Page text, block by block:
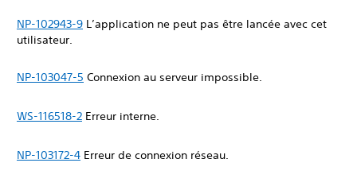
NP-102943-9 L’application ne peut pas être lancée avec cet
utilisateur.
NP-103047-5 Connexion au serveur impossible.
WS-116518-2 Erreur interne.
NP-103172-4 Erreur de connexion réseau.